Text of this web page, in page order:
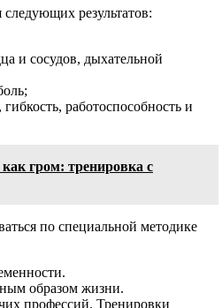
результатов:
и сосудов, дыхательной
работоспособность и
гром: тренировка с
по специальной методике
образом жизни.
профессий. Тренировки